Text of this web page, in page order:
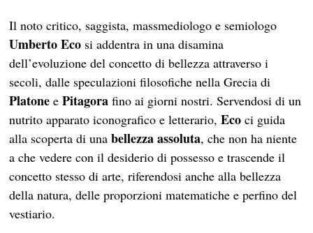
Il noto critico, saggista, massmediologo e semiologo
Umberto Eco si addentra in una disamina
dell’evoluzione del concetto di bellezza attraverso i
secoli, dalle speculazioni filosofiche nella Grecia di
PlatoneePitagorafino ai giorni nostri. Servendosi di un
nutrito apparato iconografico e letterario,Ecoci guida
alla scoperta di unabellezza assoluta, che non ha niente
a che vedere con il desiderio di possesso e trascende il
concetto stesso di arte, riferendosi anche alla bellezza
della natura, delle proporzioni matematiche e perfino del
vestiario.